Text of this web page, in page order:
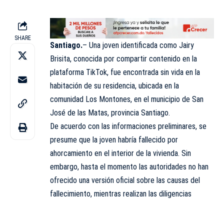
SHARE
Santiago.– Una joven identificada como Jairy
Brisita, conocida por compartir contenido en la
plataforma TikTok, fue encontrada sin vida en la
habitación de su residencia, ubicada en la
comunidad Los Montones, en el municipio de San
José de las Matas, provincia Santiago.
De acuerdo con las informaciones preliminares, se
presume que la joven habría fallecido por
ahorcamiento en el interior de la vivienda. Sin
embargo, hasta el momento las autoridades no han
ofrecido una versión oficial sobre las causas del
fallecimiento, mientras realizan las diligencias